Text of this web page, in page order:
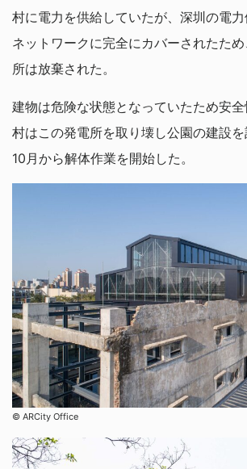
村に電力を供給していたが、深圳の電
ネットワークに完全にカバーされたた
所は放棄された。
建物は危険な状態となっていたため安
村はこの発電所を取り壊し公園の建設
10月から解体作業を開始した。
©︎ ARCity Office